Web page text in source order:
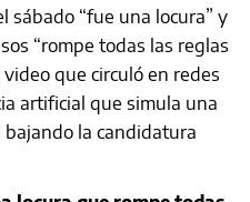
sábado “fue una locura” y
“rompe todas las reglas
que circuló en redes
artificial que simula una
la candidatura